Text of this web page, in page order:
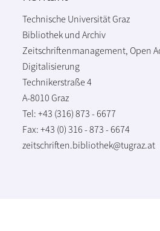
Technische Universität Graz
Bibliothek und Archiv
Zeitschriftenmanagement, Open
Digitalisierung
Technikerstraße 4
A-8010 Graz
Tel: +43 (316) 873 - 6677
Fax: +43 (0) 316 - 873 - 6674
zeitschriften.bibliothek@tugraz.at